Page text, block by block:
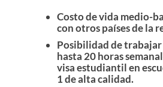
Costo de vida medio-
con otros países de la
Posibilidad de
hasta 20 horas
visa estudiantil en
1 de alta calidad.